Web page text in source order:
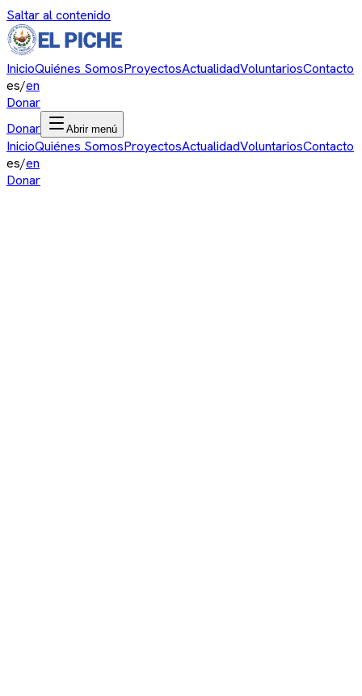
Saltar al contenido
InicioQuiénes SomosProyectosActualidadVoluntariosContacto
es/en
Donar
Donar
Abrir menú
InicioQuiénes SomosProyectosActualidadVoluntariosContacto
es/en
Donar